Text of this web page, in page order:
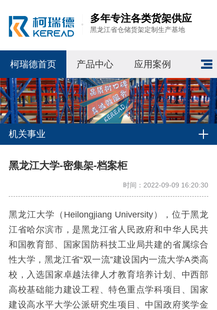
多年专注各类货架供应
黑龙江省仓储货架定制生产基地
柯瑞德首页 产品中心 应用案例
机关事业
黑龙江大学-密集架-档案柜
时间：2022-09-09 16:20:30
黑龙江大学（Heilongjiang University），位于黑龙
江省哈尔滨市，是黑龙江省人民政府和中华人民共
和国教育部、国家国防科技工业局共建的省属综合
性大学，黑龙江省“双一流”建设国内一流大学A类高
校，入选国家卓越法律人才教育培养计划、中西部
高校基础能力建设工程、特色重点学科项目、国家
建设高水平大学公派研究生项目、中国政府奖学金